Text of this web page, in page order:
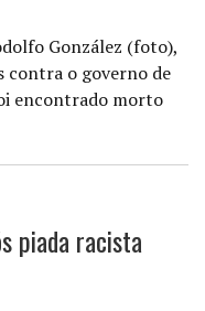
González (foto),
contra o governo de
encontrado morto
piada racista